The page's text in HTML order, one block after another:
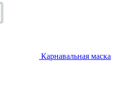
Карнавальная маска